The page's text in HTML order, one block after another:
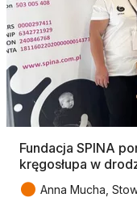
Fundacja SPINA
kręgosłupa w
● Anna Mucha,